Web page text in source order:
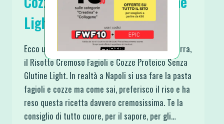
Light
Ecco un piatto ispirato alla cultura della mia terra,
il Risotto Cremoso Fagioli e Cozze Proteico Senza
Glutine Light. In realtà a Napoli si usa fare la pasta
fagioli e cozze ma come sai, preferisco il riso e ha
reso questa ricetta davvero cremosissima. Te la
consiglio di tutto cuore, per il sapore, per gli…